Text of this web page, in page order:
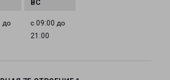
до
с 09:00 до
21:00